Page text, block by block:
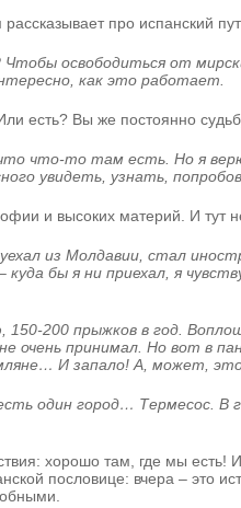
рассказывает про испанский
освободиться от
как это работает.
есть? Вы же постоянно
что-то там есть. Но я верю
увидеть, узнать,
и высоких материй. И тут
из Молдавии, стал
куда бы я ни приехал, я
150-200 прыжков в год.
очень принимал. Но вот в
И запало! А, может,
один город… Термесос. В
хорошо там, где мы есть!
пословице: вчера – это